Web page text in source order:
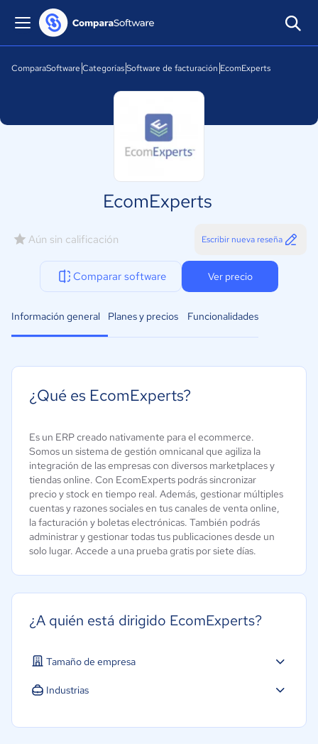
ComparaSoftware CategoríasSoftware de facturación EcomExperts
EcomExperts
Aún sin calificación Escribir nueva reseña
Comparar software Ver precio
Información general Planes y precios Funcionalidades
¿Qué es EcomExperts?
Es un ERP creado nativamente para el ecommerce.
Somos un sistema de gestión omnicanal que agiliza la
integración de las empresas con diversos marketplaces y
tiendas online. Con EcomExperts podrás sincronizar
precio y stock en tiempo real. Además, gestionar múltiples
cuentas y razones sociales en tus canales de venta online,
la facturación y boletas electrónicas. También podrás
administrar y gestionar todas tus publicaciones desde un
solo lugar. Accede a una prueba gratis por siete días.
¿A quién está dirigido EcomExperts?
Tamaño de empresa
Pequeña: 10 a 49 trabajadores
Industrias